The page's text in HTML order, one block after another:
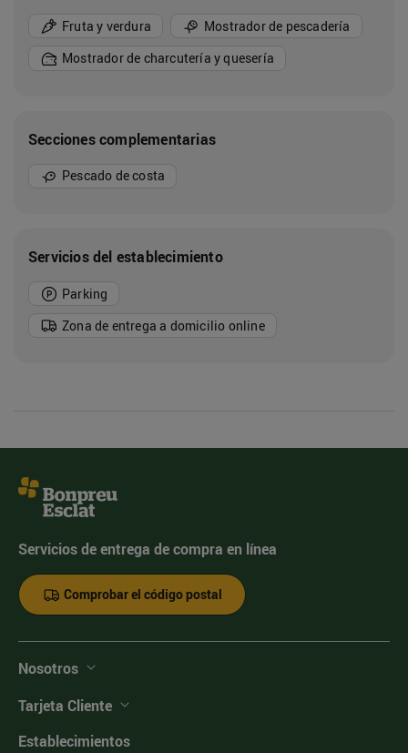
Fruta y verdura
Mostrador de pescadería
Mostrador de charcutería y quesería
Secciones complementarias
Pescado de costa
Servicios del establecimiento
Parking
Zona de entrega a domicilio online
Servicios de entrega de compra en línea
Comprobar el código postal
Nosotros
Tarjeta Cliente
Establecimientos